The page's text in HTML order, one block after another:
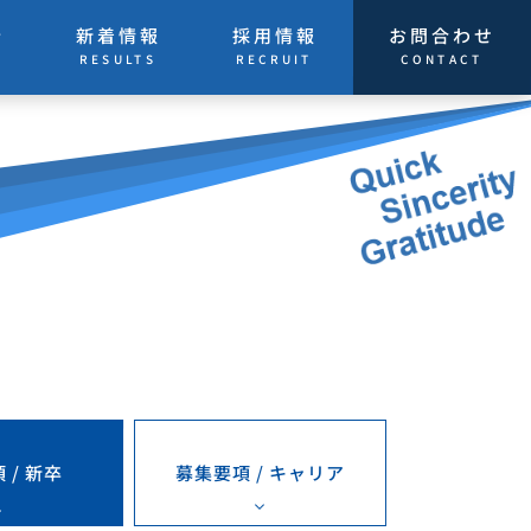
新着情報
RESULTS
採用情報
RECRUIT
お問合わせ
CONTACT
/ 新卒 募集要項 / キャリア